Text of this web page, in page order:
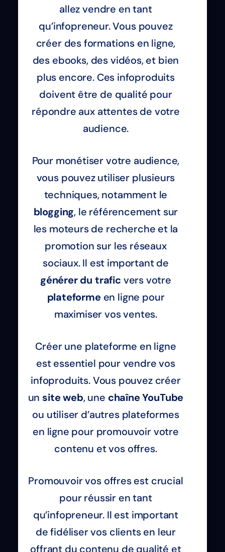
allez vendre en tant
qu’infopreneur. Vous pouvez
créer des formations en ligne,
des ebooks, des vidéos, et bien
plus encore. Ces infoproduits
doivent être de qualité pour
répondre aux attentes de votre
audience.
Pour monétiser votre audience,
vous pouvez utiliser plusieurs
techniques, notamment le
blogging, le référencement sur
les moteurs de recherche et la
promotion sur les réseaux
sociaux. Il est important de
générer du trafic vers votre
plateformeen ligne pour
maximiser vos ventes.
Créer une plateforme en ligne
est essentiel pour vendre vos
infoproduits. Vous pouvez créer
un site web, une chaîne YouTube
ou utiliser d’autres plateformes
en ligne pour promouvoir votre
contenu et vos offres.
Promouvoir vos offres est crucial
pour réussir en tant
qu’infopreneur. Il est important
de fidéliser vos clients en leur
offrant du contenu de qualité et